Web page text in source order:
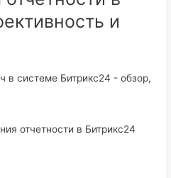
и
отчетности в Битрикс24